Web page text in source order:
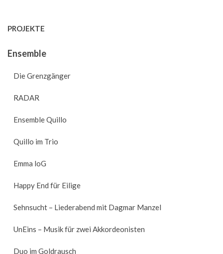
PROJEKTE
Ensemble
Die Grenzgänger
RADAR
Ensemble Quillo
Quillo im Trio
Emma loG
Happy End für Eilige
Sehnsucht – Liederabend mit Dagmar Manzel
UnEins – Musik für zwei Akkordeonisten
Duo im Goldrausch